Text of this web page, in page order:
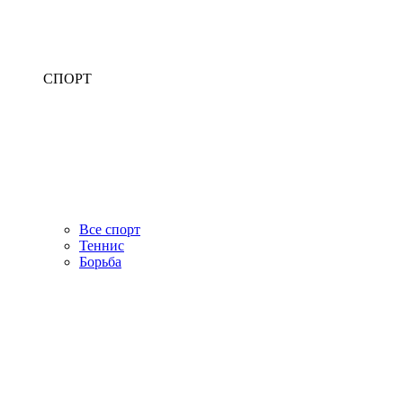
СПОРТ
Все спорт
Теннис
Борьба